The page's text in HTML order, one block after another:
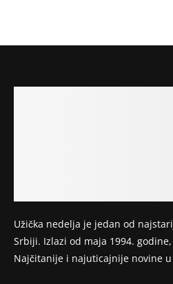
Užička nedelja je jedan od
Srbiji. Izlazi od maja 1994.
Najčitanije i najuticajnije novine